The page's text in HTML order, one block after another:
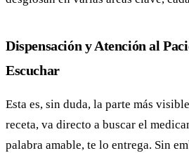
Dispensación y Atención al
Escuchar
Esta es, sin duda, la parte más
receta, va directo a buscar el
palabra amable, te lo entrega. Sin